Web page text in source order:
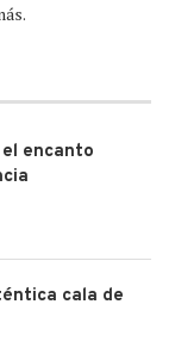
el encanto
cala de